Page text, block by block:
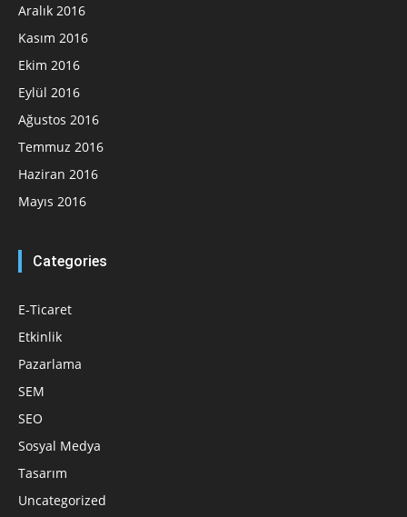
Aralık 2016
Kasım 2016
Ekim 2016
Eylül 2016
Ağustos 2016
Temmuz 2016
Haziran 2016
Mayıs 2016
Categories
E-Ticaret
Etkinlik
Pazarlama
SEM
SEO
Sosyal Medya
Tasarım
Uncategorized